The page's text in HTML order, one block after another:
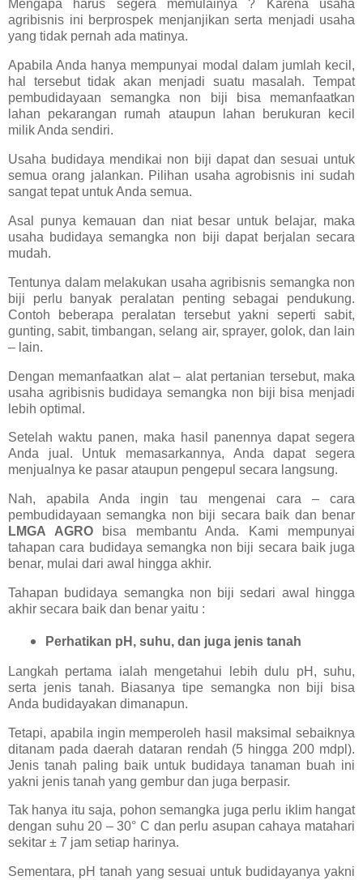
Mengapa harus segera memulainya ? Karena usaha
agribisnis ini berprospek menjanjikan serta menjadi usaha
yang tidak pernah ada matinya.
Apabila Anda hanya mempunyai modal dalam jumlah kecil,
hal tersebut tidak akan menjadi suatu masalah. Tempat
pembudidayaan semangka non biji bisa memanfaatkan
lahan pekarangan rumah ataupun lahan berukuran kecil
milik Anda sendiri.
Usaha budidaya mendikai non biji dapat dan sesuai untuk
semua orang jalankan. Pilihan usaha agrobisnis ini sudah
sangat tepat untuk Anda semua.
Asal punya kemauan dan niat besar untuk belajar, maka
usaha budidaya semangka non biji dapat berjalan secara
mudah.
Tentunya dalam melakukan usaha agribisnis semangka non
biji perlu banyak peralatan penting sebagai pendukung.
Contoh beberapa peralatan tersebut yakni seperti sabit,
gunting, sabit, timbangan, selang air, sprayer, golok, dan lain
– lain.
Dengan memanfaatkan alat – alat pertanian tersebut, maka
usaha agribisnis budidaya semangka non biji bisa menjadi
lebih optimal.
Setelah waktu panen, maka hasil panennya dapat segera
Anda jual. Untuk memasarkannya, Anda dapat segera
menjualnya ke pasar ataupun pengepul secara langsung.
Nah, apabila Anda ingin tau mengenai cara – cara
pembudidayaan semangka non biji secara baik dan benar
LMGA AGRObisa membantu Anda. Kami mempunyai
tahapan cara budidaya semangka non biji secara baik juga
benar, mulai dari awal hingga akhir.
Tahapan budidaya semangka non biji sedari awal hingga
akhir secara baik dan benar yaitu :
Perhatikan pH, suhu, dan juga jenis tanah
Langkah pertama ialah mengetahui lebih dulu pH, suhu,
serta jenis tanah. Biasanya tipe semangka non biji bisa
Anda budidayakan dimanapun.
Tetapi, apabila ingin memperoleh hasil maksimal sebaiknya
ditanam pada daerah dataran rendah (5 hingga 200 mdpl).
Jenis tanah paling baik untuk budidaya tanaman buah ini
yakni jenis tanah yang gembur dan juga berpasir.
Tak hanya itu saja, pohon semangka juga perlu iklim hangat
dengan suhu 20 – 30° C dan perlu asupan cahaya matahari
sekitar ± 7 jam setiap harinya.
Sementara, pH tanah yang sesuai untuk budidayanya yakni